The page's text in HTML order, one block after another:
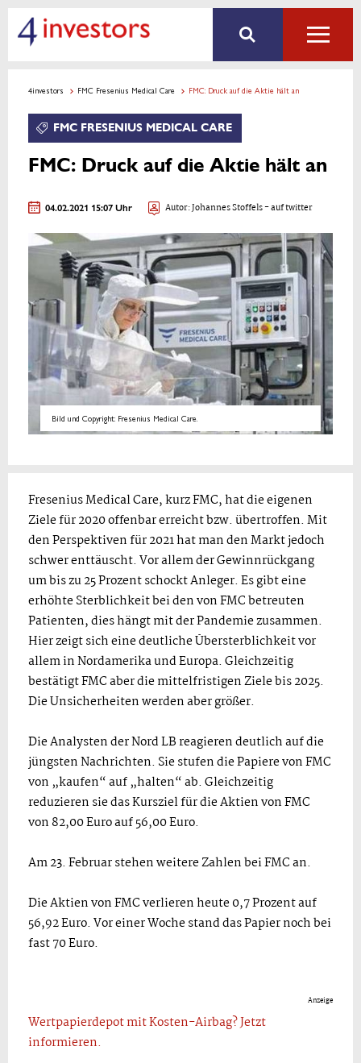
4investors FMC Fresenius Medical Care FMC: Druck auf die Aktie hält an
FMC FRESENIUS MEDICAL CARE
FMC: Druck auf die Aktie hält an
04.02.2021 15:07 Uhr Autor:Johannes Stoffels- auf twitter
Bild und Copyright: Fresenius Medical Care.
Fresenius Medical Care, kurz FMC, hat die eigenen
Ziele für 2020 offenbar erreicht bzw. übertroffen. Mit
den Perspektiven für 2021 hat man den Markt jedoch
schwer enttäuscht. Vor allem der Gewinnrückgang
um bis zu 25 Prozent schockt Anleger. Es gibt eine
erhöhte Sterblichkeit bei den von FMC betreuten
Patienten, dies hängt mit der Pandemie zusammen.
Hier zeigt sich eine deutliche Übersterblichkeit vor
allem in Nordamerika und Europa. Gleichzeitig
bestätigt FMC aber die mittelfristigen Ziele bis 2025.
Die Unsicherheiten werden aber größer.
Die Analysten der Nord LB reagieren deutlich auf die
jüngsten Nachrichten. Sie stufen die Papiere von FMC
von „kaufen“ auf „halten“ ab. Gleichzeitig
reduzieren sie das Kursziel für die Aktien von FMC
von 82,00 Euro auf 56,00 Euro.
Am 23. Februar stehen weitere Zahlen bei FMC an.
Die Aktien von FMC verlieren heute 0,7 Prozent auf
56,92 Euro. Vor einer Woche stand das Papier noch bei
fast 70 Euro.
Anzeige
Wertpapierdepot mit Kosten-Airbag? Jetzt
informieren.